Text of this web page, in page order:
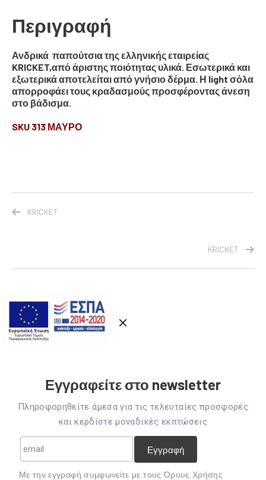
Περιγραφή
Ανδρικά παπούτσια της ελληνικής εταιρείας
KRICKET,από άριστης ποιότητας υλικά. Εσωτερικά και
εξωτερικά αποτελείται από γνήσιο δέρμα. Η light σόλα
απορροφάει τους κραδασμούς προσφέροντας άνεση
στο βάδισμα.
SKU 313 ΜΑΥΡΟ
KRICKET
KRICKET
Εγγραφείτε στο newsletter
Πληροφορηθείτε άμεσα για τις τελευταίες προσφορές
και κερδίστε μοναδικές εκπτώσεις
Mε την εγγραφή συμφωνείτε με τουςΌρους Χρήσης